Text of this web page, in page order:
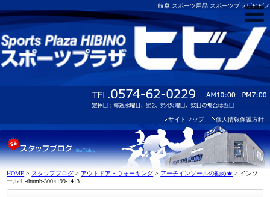
岐阜 スポーツ用品 スポーツプラザヒビノ
サイトマップ 個人情報保護方針
HOME > スタッフブログ > アウトドア・ウォーキング > アーチインソールの勧め★ > インソ
ール１-thumb-300×199-1413